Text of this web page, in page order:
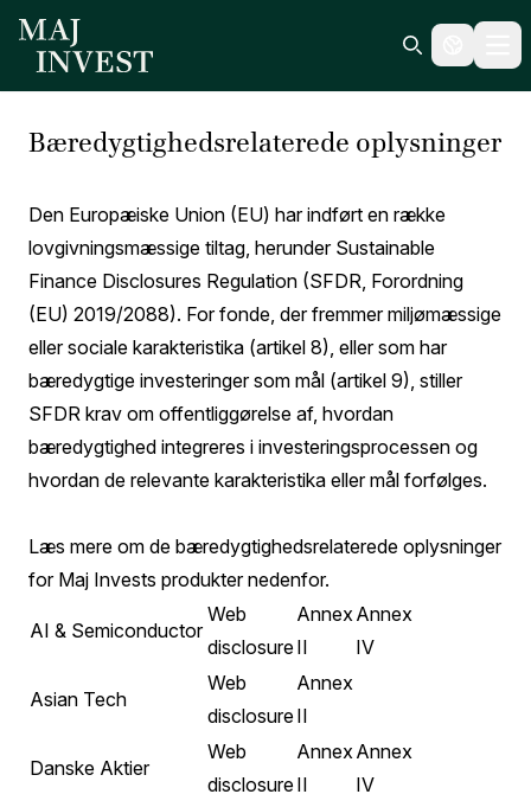
Search icon
Bæredygtighedsrelaterede oplysninger
Den Europæiske Union (EU) har indført en række
lovgivningsmæssige tiltag, herunder Sustainable
Finance Disclosures Regulation (SFDR, Forordning
(EU) 2019/2088). For fonde, der fremmer miljømæssige
eller sociale karakteristika (artikel 8), eller som har
bæredygtige investeringer som mål (artikel 9), stiller
SFDR krav om offentliggørelse af, hvordan
bæredygtighed integreres i investeringsprocessen og
hvordan de relevante karakteristika eller mål forfølges.
Læs mere om de bæredygtighedsrelaterede oplysninger
for Maj Invests produkter nedenfor.
AI & Semiconductor
Web
disclosure
Annex
II
Annex
IV
Asian Tech
Web
disclosure
Annex
II
Danske Aktier
Web
disclosure
Annex
II
Annex
IV